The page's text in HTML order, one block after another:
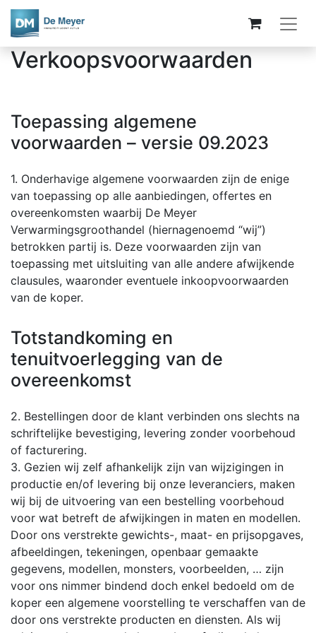
Verkoopsvoorwaarden
Toepassing algemene
voorwaarden – versie 09.2023
1. Onderhavige algemene voorwaarden zijn de enige
van toepassing op alle aanbiedingen, offertes en
overeenkomsten waarbij De Meyer
Verwarmingsgroothandel (hiernagenoemd “wij”)
betrokken partij is. Deze voorwaarden zijn van
toepassing met uitsluiting van alle andere afwijkende
clausules, waaronder eventuele inkoopvoorwaarden
van de koper.
Totstandkoming en
tenuitvoerlegging van de
overeenkomst
2. Bestellingen door de klant verbinden ons slechts na
schriftelijke bevestiging, levering zonder voorbehoud
of facturering.
3. Gezien wij zelf afhankelijk zijn van wijzigingen in
productie en/of levering bij onze leveranciers, maken
wij bij de uitvoering van een bestelling voorbehoud
voor wat betreft de afwijkingen in maten en modellen.
Door ons verstrekte gewichts-, maat- en prijsopgaves,
afbeeldingen, tekeningen, openbaar gemaakte
gegevens, modellen, monsters, voorbeelden, … zijn
voor ons nimmer bindend doch enkel bedoeld om de
koper een algemene voorstelling te verschaffen van de
door ons verstrekte producten en diensten. Als wij